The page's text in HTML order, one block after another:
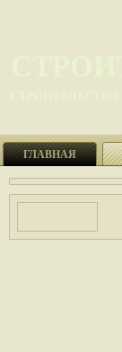
ГЛАВНАЯ